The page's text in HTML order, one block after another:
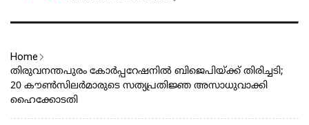
Home
തിരുവനന്തപുരം കോർപ്പറേഷനിൽ ബിജെപിയ്ക്ക് തിരിച്ചടി;
20 കൗൺസിലർമാരുടെ സത്യപ്രതിജ്ഞ അസാധുവാക്കി
ഹൈക്കോടതി